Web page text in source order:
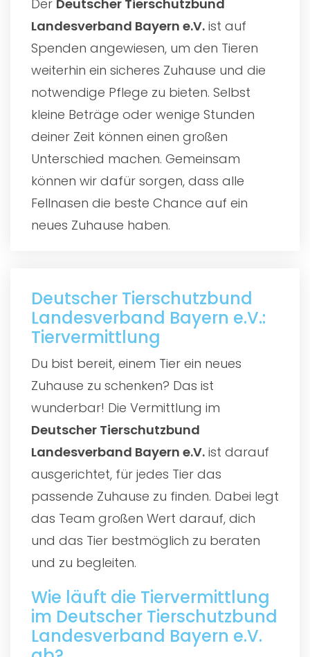
Der Deutscher Tierschutzbund
Landesverband Bayern e.V. ist auf
Spenden angewiesen, um den Tieren
weiterhin ein sicheres Zuhause und die
notwendige Pflege zu bieten. Selbst
kleine Beträge oder wenige Stunden
deiner Zeit können einen großen
Unterschied machen. Gemeinsam
können wir dafür sorgen, dass alle
Fellnasen die beste Chance auf ein
neues Zuhause haben.
Deutscher Tierschutzbund
Landesverband Bayern e.V.:
Tiervermittlung
Du bist bereit, einem Tier ein neues
Zuhause zu schenken? Das ist
wunderbar! Die Vermittlung im
Deutscher Tierschutzbund
Landesverband Bayern e.V. ist darauf
ausgerichtet, für jedes Tier das
passende Zuhause zu finden. Dabei legt
das Team großen Wert darauf, dich
und das Tier bestmöglich zu beraten
und zu begleiten.
Wie läuft die Tiervermittlung
im Deutscher Tierschutzbund
Landesverband Bayern e.V.